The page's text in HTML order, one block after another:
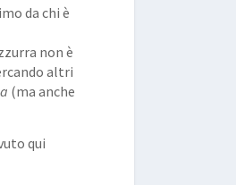
da chi è
non è
altri
(ma anche
qui